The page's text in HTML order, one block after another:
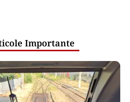
Importante